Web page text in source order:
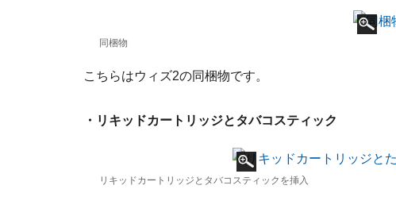
同梱物
こちらはウィズ2の同梱物です。
・リキッドカートリッジとタバコスティック
リキッドカートリッジとタバコスティックを挿入